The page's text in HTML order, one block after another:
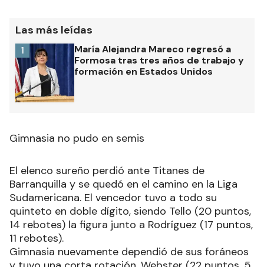
Las más leídas
María Alejandra Mareco regresó a
Formosa tras tres años de trabajo y
formación en Estados Unidos
1
Gimnasia no pudo en semis
El elenco sureño perdió ante Titanes de
Barranquilla y se quedó en el camino en la Liga
Sudamericana. El vencedor tuvo a todo su
quinteto en doble dígito, siendo Tello (20 puntos,
14 rebotes) la figura junto a Rodríguez (17 puntos,
11 rebotes).
Gimnasia nuevamente dependió de sus foráneos